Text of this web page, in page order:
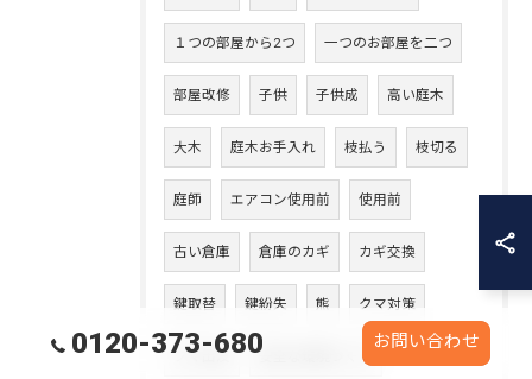
１つの部屋から2つ 一つのお部屋を二つ
部屋改修 子供 子供成 高い庭木
大木 庭木お手入れ 枝払う 枝切る
庭師 エアコン使用前 使用前
古い倉庫 倉庫のカギ カギ交換
鍵取替 鍵紛失 熊 クマ対策
クマ出没 安全な環境づくり
0120-373-680 お問い合わせ